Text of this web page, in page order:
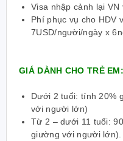
Visa nhập cảnh lại
Phí phục vụ cho HDV
7USD/người/ngày x
GIÁ DÀNH CHO TRẺ EM:
Dưới 2 tuổi: tính 20%
với người lớn)
Từ 2 – dưới 11 tuổi:
giường với người